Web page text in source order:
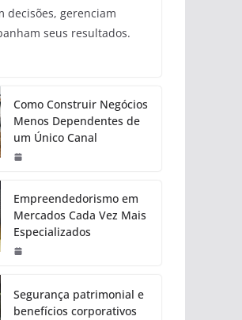
decisões, gerenciam
seus resultados.
Como Construir Negócios
Menos Dependentes de
um Único Canal
Empreendedorismo em
Mercados Cada Vez Mais
Especializados
Segurança patrimonial e
benefícios corporativos